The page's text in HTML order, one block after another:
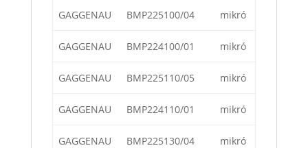
GAGGENAU BMP225100/04 mikró
GAGGENAU BMP224100/01 mikró
GAGGENAU BMP225110/05 mikró
GAGGENAU BMP224110/01 mikró
GAGGENAU BMP225130/04 mikró